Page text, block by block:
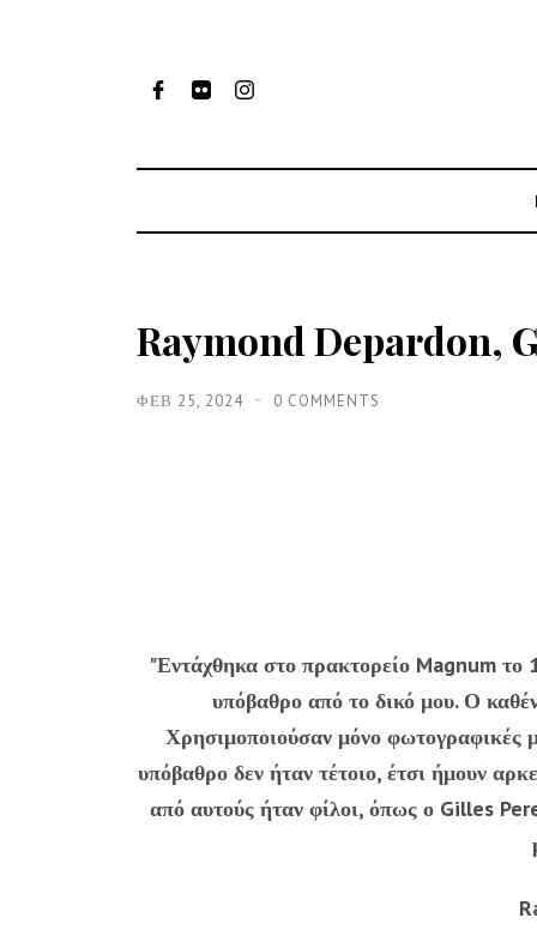
Raymond Depardon,
ΦΕΒ 25, 2024 0 COMMENTS
"Εντάχθηκα στο πρακτορείο Magnum το
υπόβαθρο από το δικό μου. Ο
Χρησιμοποιούσαν μόνο φωτογραφικές
υπόβαθρο δεν ήταν τέτοιο, έτσι ήμουν
από αυτούς ήταν φίλοι, όπως ο Gilles